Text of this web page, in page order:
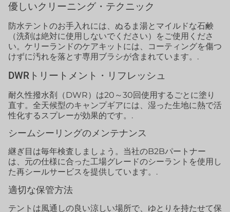
優しいクリーニング・テクニック
防水テントのお手入れには、ぬるま湯とマイルドな石鹸
（洗剤は絶対に使用しないでください）をご使用くださ
い。ケリーランドのケアキットには、コーティングを傷つ
けずに汚れを落とす専用ブラシが含まれています。.
DWRトリートメント・リフレッシュ
耐久性撥水剤（DWR）は20～30回使用するごとに塗り
直す。全天候型のキャンプギアには、湿った生地に熱で活
性化するスプレーが効果的です。.
シームシーリングのメンテナンス
継ぎ目は毎年検査しましょう。当社のB2Bパートナー
は、元の仕様に合った工場グレードのシーラントを使用し
た再シールサービスを提供しています。.
適切な保管方法
テントは風通しの良い涼しい場所で、ゆとりを持たせて保